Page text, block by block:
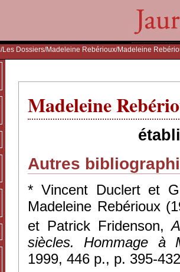
/Les Dossiers/Madeleine Rebérioux/Madeleine
Madeleine
Autres
* Vincent Duclert et
Madeleine Rebérioux
et Patrick Fridenson,
siècles. Hommage à
1999, 446 p., p. 395-